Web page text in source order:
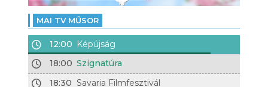
MAI TV MŰSOR
12:00 Képújság
18:00 Szignatúra
18:30 Savaria Filmfesztivál